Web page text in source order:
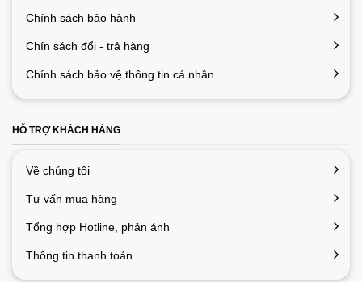
Chính sách bảo hành
Chín sách đổi - trả hàng
Chính sách bảo vệ thông tin cá nhân
HỖ TRỢ KHÁCH HÀNG
Về chúng tôi
Tư vấn mua hàng
Tổng hợp Hotline, phản ánh
Thông tin thanh toán